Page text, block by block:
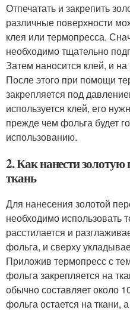
Отпечатать и закрепить
различные поверхности
клея или термопресса.
необходимо тщательно
Затем наносится клей, и
После этого при помощи
закрепляется под
используется клей, его
прежде чем фольга будет
использованию.
2. Как нанести
ткань
Для нанесения золотой
необходимо использовать
расстилается и
фольга, и сверху
Приложив термопресс с
фольга закрепляется на
обычно составляет около
фольга остается на ткани,